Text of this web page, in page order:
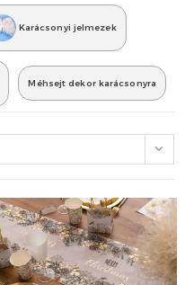
Karácsonyi jelmezek
Méhsejt dekor karácsonyra